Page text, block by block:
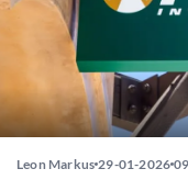
Leon Markus 29-01-2026